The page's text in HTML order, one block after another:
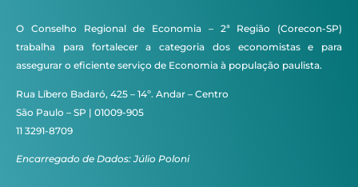
O Conselho Regional de Economia – 2ª Região (Corecon-SP)
trabalha para fortalecer a categoria dos economistas e para
assegurar o eficiente serviço de Economia à população paulista.
Rua Líbero Badaró, 425 – 14º. Andar – Centro
São Paulo – SP | 01009-905
11 3291-8709
Encarregado de Dados: Júlio Poloni